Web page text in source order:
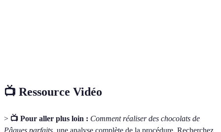
📺 Ressource Vidéo
> 📺 Pour aller plus loin : Comment réaliser des chocolats de